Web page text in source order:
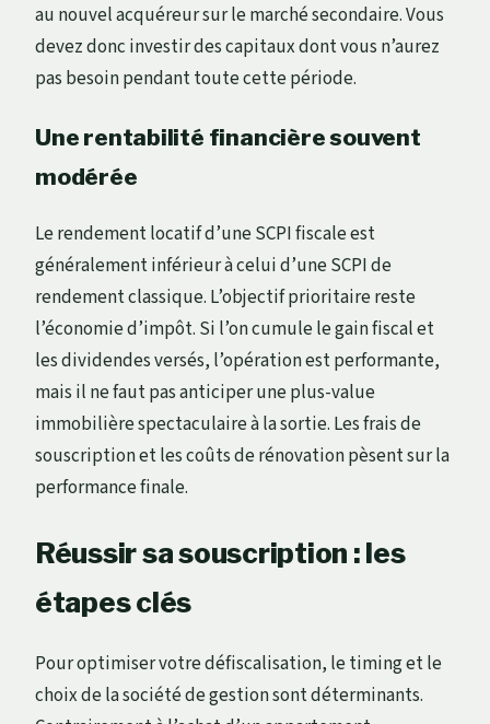
au nouvel acquéreur sur le marché secondaire. Vous
devez donc investir des capitaux dont vous n’aurez
pas besoin pendant toute cette période.
Une rentabilité financière souvent
modérée
Le rendement locatif d’une SCPI fiscale est
généralement inférieur à celui d’une SCPI de
rendement classique. L’objectif prioritaire reste
l’économie d’impôt. Si l’on cumule le gain fiscal et
les dividendes versés, l’opération est performante,
mais il ne faut pas anticiper une plus-value
immobilière spectaculaire à la sortie. Les frais de
souscription et les coûts de rénovation pèsent sur la
performance finale.
Réussir sa souscription : les
étapes clés
Pour optimiser votre défiscalisation, le timing et le
choix de la société de gestion sont déterminants.